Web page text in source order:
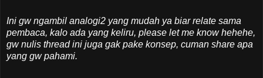
Ini gw ngambil analogi2 yang mudah ya biar relate sama
pembaca, kalo ada yang keliru, please let me know hehehe,
gw nulis thread ini juga gak pake konsep, cuman share apa
yang gw pahami.